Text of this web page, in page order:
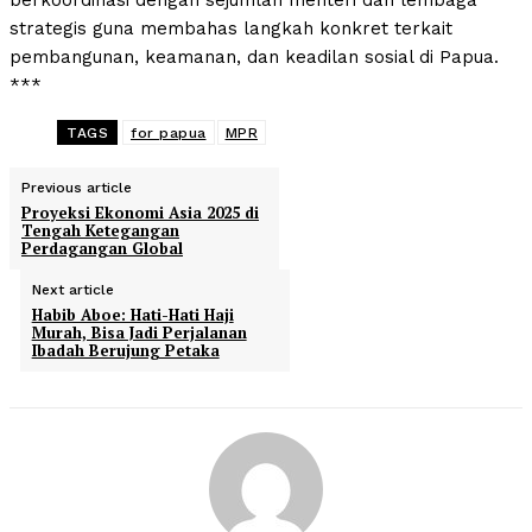
strategis guna membahas langkah konkret terkait
pembangunan, keamanan, dan keadilan sosial di Papua.
***
TAGS for papua MPR
Previous article
Proyeksi Ekonomi Asia 2025 di
Tengah Ketegangan
Perdagangan Global
Next article
Habib Aboe: Hati-Hati Haji
Murah, Bisa Jadi Perjalanan
Ibadah Berujung Petaka